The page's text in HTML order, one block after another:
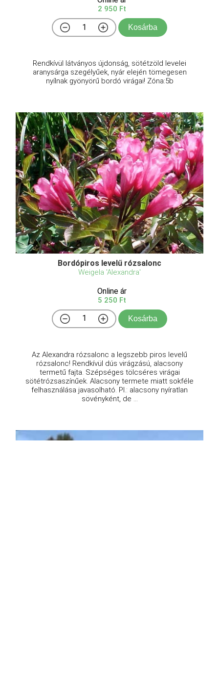
2 950 Ft
Kosárba
Rendkívül látványos újdonság, sötétzöld levelei
aranysárga szegélyűek, nyár elején tömegesen
nyílnak gyönyörű bordó virágai! Zóna:5b
Bordópiros levelű rózsalonc
Weigela 'Alexandra'
Online ár
5 250 Ft
Kosárba
Az Alexandra rózsalonc a legszebb piros levelű
rózsalonc! Rendkívül dús virágzású, alacsony
termetű fajta. Szépséges tölcséres virágai
sötétrózsaszínűek. Alacsony termete miatt sokféle
felhasználása javasolható. Pl.: alacsony nyíratlan
sövényként, de ...